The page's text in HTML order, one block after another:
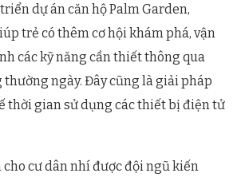
dự án căn hộ Palm Garden,
trẻ có thêm cơ hội khám phá, vận
các kỹ năng cần thiết thông qua
ngày. Đây cũng là giải pháp
thời gian sử dụng các thiết bị điện tử
cho cư dân nhí được đội ngũ kiến